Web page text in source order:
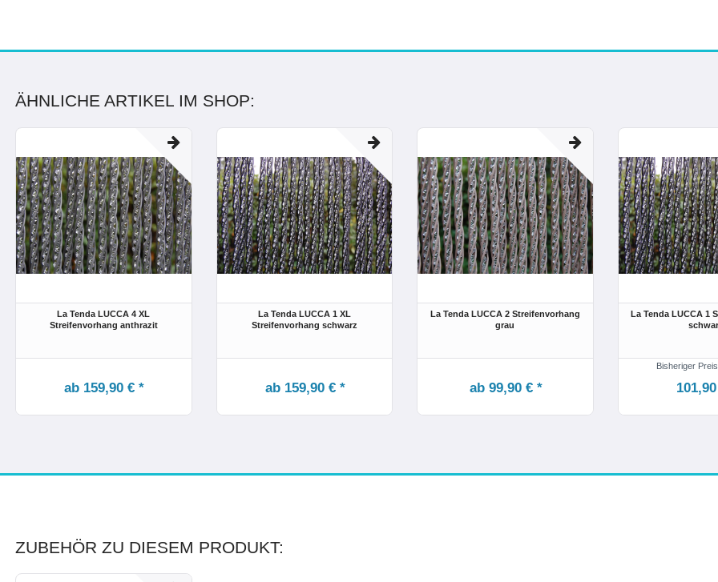
ÄHNLICHE ARTIKEL IM SHOP:
La Tenda LUCCA 4 XL
Streifenvorhang anthrazit
ab 159,90 € *
La Tenda LUCCA 1 XL
Streifenvorhang schwarz
ab 159,90 € *
La Tenda LUCCA 2 Streifenvorhang
grau
ab 99,90 € *
La Tenda LUCCA 1
Bisheriger
ZUBEHÖR ZU DIESEM PRODUKT: